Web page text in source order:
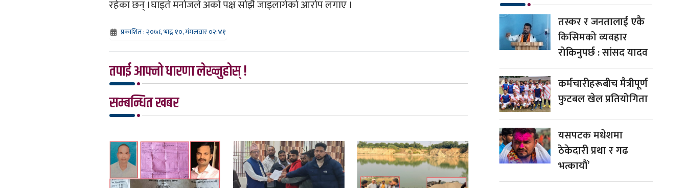
रहेका छन् ।घाइते मनोजले अर्को पक्ष सोझै जाइलागेको आरोप लगाए ।
प्रकाशित : २०७६ भाद्र १०, मंगलवार ०२:४१
तपाई आफ्नो धारणा लेख्नुहोस् !
सम्बन्धित खबर
तस्कर र जनतालाई एकै
किसिमको व्यवहार
रोकिनुपर्छ : सांसद यादव
कर्मचारीहरूबीच मैत्रीपूर्ण
फुटबल खेल प्रतियोगिता
यसपटक मधेशमा
ठेकेदारी प्रथा र गढ
भत्कायौं’